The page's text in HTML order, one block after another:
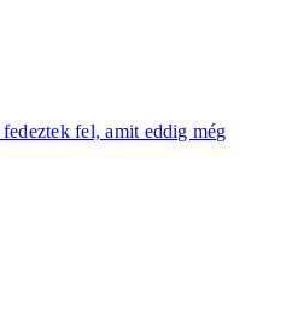
fel, amit eddig még